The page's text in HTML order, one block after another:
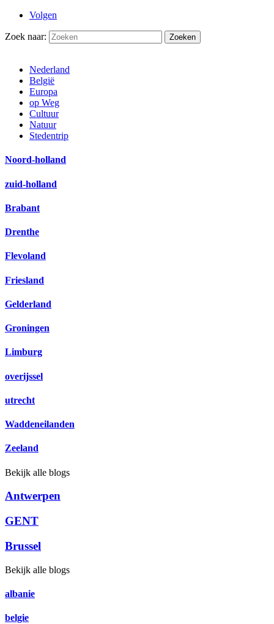
Volgen
Zoek naar:
Nederland
België
Europa
op Weg
Cultuur
Natuur
Stedentrip
Noord-holland
zuid-holland
Brabant
Drenthe
Flevoland
Friesland
Gelderland
Groningen
Limburg
overijssel
utrecht
Waddeneilanden
Zeeland
Bekijk alle blogs
Antwerpen
GENT
Brussel
Bekijk alle blogs
albanie
belgie